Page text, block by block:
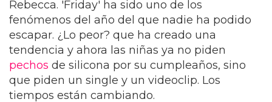
Rebecca. 'Friday' ha sido uno de los
fenómenos del año del que nadie ha podido
escapar. ¿Lo peor? que ha creado una
tendencia y ahora las niñas ya no piden
pechos de silicona por su cumpleaños, sino
que piden un single y un videoclip. Los
tiempos están cambiando.